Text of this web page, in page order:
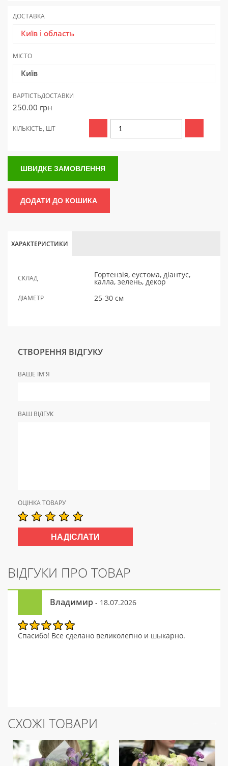
ДОСТАВКА
Київ і область
МІСТО
Київ
ВАРТІСТЬДОСТАВКИ
250.00 грн
КІЛЬКІСТЬ, ШТ
ШВИДКЕ ЗАМОВЛЕННЯ
ДОДАТИ ДО КОШИКА
ХАРАКТЕРИСТИКИ
СКЛАД Гортензія, еустома, діантус,
калла, зелень, декор
ДІАМЕТР 25-30 см
СТВОРЕННЯ ВІДГУКУ
ВАШЕ ІМ'Я
ВАШ ВІДГУК
ОЦІНКА ТОВАРУ
ВІДГУКИ ПРО ТОВАР
Владимир - 18.07.2026
Спасибо! Все сделано великолепно и шыкарно.
СХОЖІ ТОВАРИ